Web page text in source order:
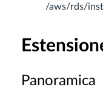
/aws/rds/
Panoramica